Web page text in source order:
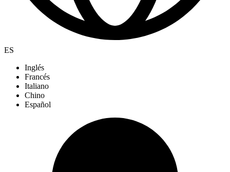
ES
Inglés
Francés
Italiano
Chino
Español